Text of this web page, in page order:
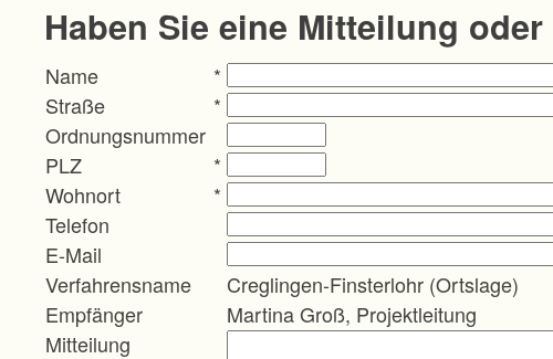
Haben Sie eine Mitteilung
Name
*
Straße
*
Ordnungsnummer
PLZ
*
Wohnort
*
Telefon
E-Mail
Verfahrensname
Creglingen-Finsterlohr (Ortslage)
Empfänger
Martina Groß, Projektleitung
Mitteilung